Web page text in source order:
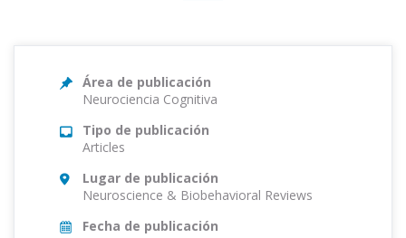
Área de publicación
Neurociencia Cognitiva
Tipo de publicación
Articles
Lugar de publicación
Neuroscience & Biobehavioral Reviews
Fecha de publicación